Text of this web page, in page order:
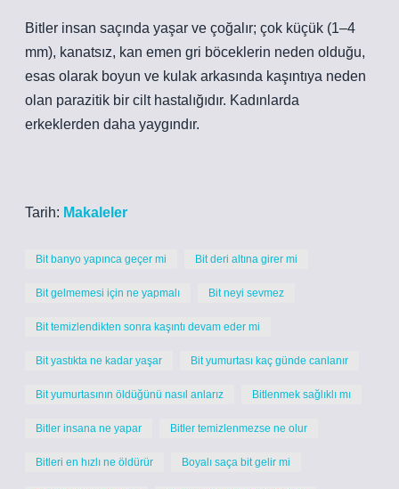
Bitler insan saçında yaşar ve çoğalır; çok küçük (1–4
mm), kanatsız, kan emen gri böceklerin neden olduğu,
esas olarak boyun ve kulak arkasında kaşıntıya neden
olan parazitik bir cilt hastalığıdır. Kadınlarda
erkeklerden daha yaygındır.
Tarih: Makaleler
Bit banyo yapınca geçer mi Bit deri altına girer mi
Bit gelmemesi için ne yapmalı Bit neyi sevmez
Bit temizlendikten sonra kaşıntı devam eder mi
Bit yastıkta ne kadar yaşar Bit yumurtası kaç günde canlanır
Bit yumurtasının öldüğünü nasıl anlarız Bitlenmek sağlıklı mı
Bitler insana ne yapar Bitler temizlenmezse ne olur
Bitleri en hızlı ne öldürür Boyalı saça bit gelir mi